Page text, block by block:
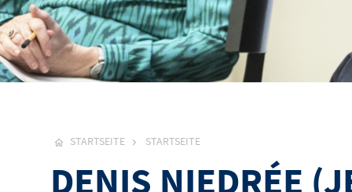
STARTSEITE STARTSEITE
DENIS NIEDRÉE